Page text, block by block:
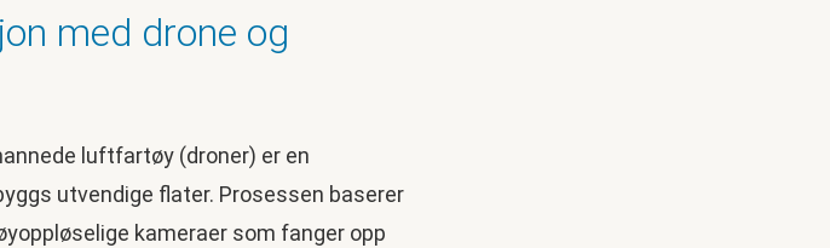
med drone og
luftfartøy (droner) er en
utvendige flater. Prosessen baserer
kameraer som fanger opp